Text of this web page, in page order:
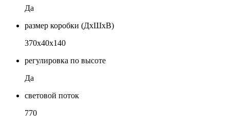
Да
размер коробки (ДхШхВ)
370x40x140
регулировка по высоте
Да
световой поток
770